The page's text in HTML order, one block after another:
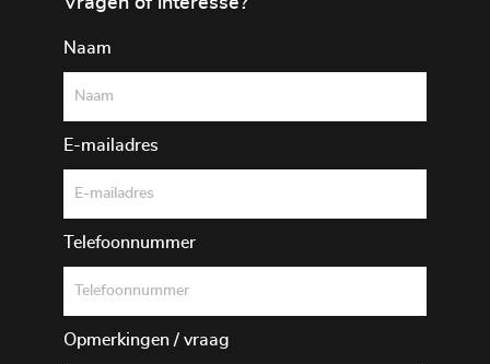
Naam
E-mailadres
Telefoonnummer
Opmerkingen / vraag